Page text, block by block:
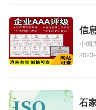
信
级
务
小编
证证
体系
石